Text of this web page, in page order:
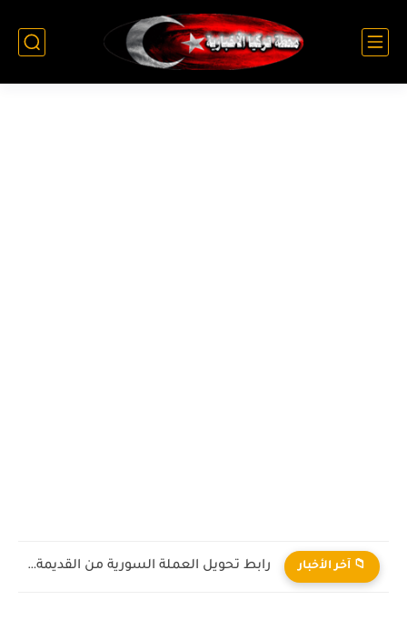
📁 آخر الأخبار رابط تحويل العملة السورية من القديمة إلى الجديدة 2026